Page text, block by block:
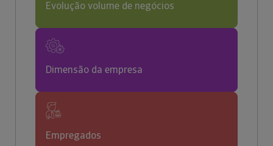
Evolução volume de negócios
Dimensão da empresa
Empregados